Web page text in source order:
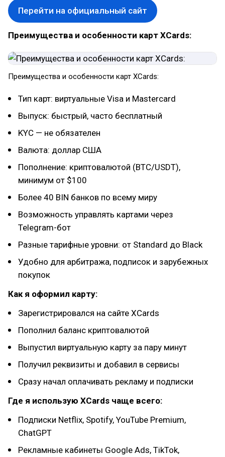
Перейти на официальный сайт
Преимущества и особенности карт XCards:
Преимущества и особенности карт XCards:
Тип карт: виртуальные Visa и Mastercard
Выпуск: быстрый, часто бесплатный
KYC — не обязателен
Валюта: доллар США
Пополнение: криптовалютой (BTC/USDT),
минимум от $100
Более 40 BIN банков по всему миру
Возможность управлять картами через
Telegram-бот
Разные тарифные уровни: от Standard до Black
Удобно для арбитража, подписок и зарубежных
покупок
Как я оформил карту:
Зарегистрировался на сайте XCards
Пополнил баланс криптовалютой
Выпустил виртуальную карту за пару минут
Получил реквизиты и добавил в сервисы
Сразу начал оплачивать рекламу и подписки
Где я использую XCards чаще всего:
Подписки Netflix, Spotify, YouTube Premium,
ChatGPT
Рекламные кабинеты Google Ads, TikTok,